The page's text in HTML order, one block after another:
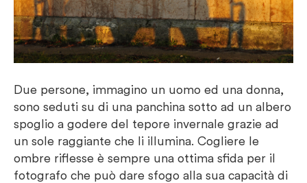
Due persone, immagino un uomo ed una donna,
sono seduti su di una panchina sotto ad un albero
spoglio a godere del tepore invernale grazie ad
un sole raggiante che li illumina. Cogliere le
ombre riflesse è sempre una ottima sfida per il
fotografo che può dare sfogo alla sua capacità di